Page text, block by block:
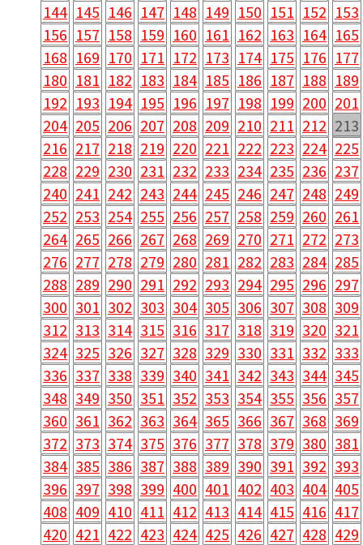
144 145 146 147 148 149 150 151 152 153
156 157 158 159 160 161 162 163 164 165
168 169 170 171 172 173 174 175 176 177
180 181 182 183 184 185 186 187 188 189
192 193 194 195 196 197 198 199 200 201
204 205 206 207 208 209 210 211 212 213
216 217 218 219 220 221 222 223 224 225
228 229 230 231 232 233 234 235 236 237
240 241 242 243 244 245 246 247 248 249
252 253 254 255 256 257 258 259 260 261
264 265 266 267 268 269 270 271 272 273
276 277 278 279 280 281 282 283 284 285
288 289 290 291 292 293 294 295 296 297
300 301 302 303 304 305 306 307 308 309
312 313 314 315 316 317 318 319 320 321
324 325 326 327 328 329 330 331 332 333
336 337 338 339 340 341 342 343 344 345
348 349 350 351 352 353 354 355 356 357
360 361 362 363 364 365 366 367 368 369
372 373 374 375 376 377 378 379 380 381
384 385 386 387 388 389 390 391 392 393
396 397 398 399 400 401 402 403 404 405
408 409 410 411 412 413 414 415 416 417
420 421 422 423 424 425 426 427 428 429